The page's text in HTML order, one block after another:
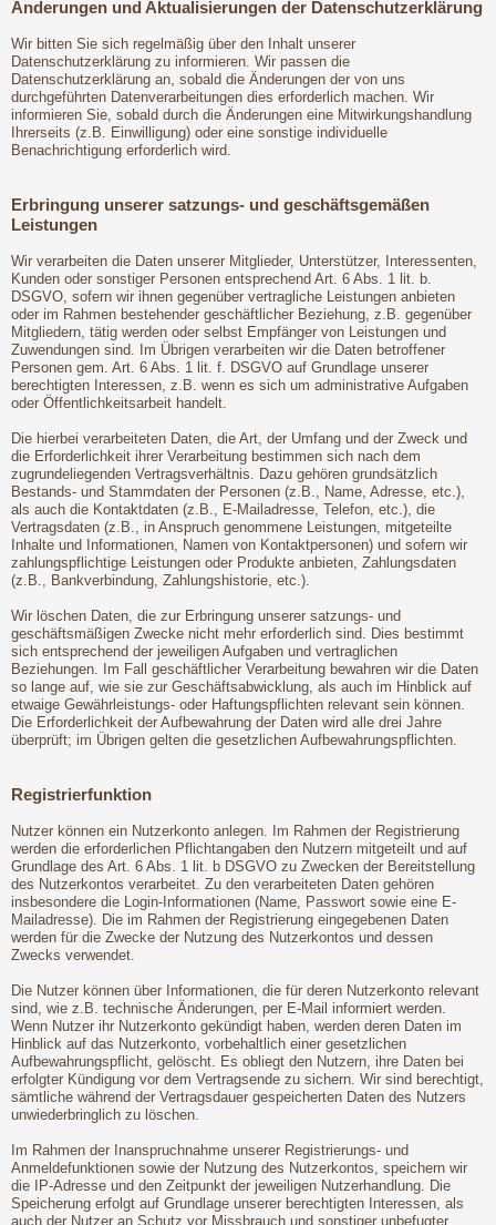
Änderungen und Aktualisierungen der Datenschutzerklärung
Wir bitten Sie sich regelmäßig über den Inhalt unserer
Datenschutzerklärung zu informieren. Wir passen die
Datenschutzerklärung an, sobald die Änderungen der von uns
durchgeführten Datenverarbeitungen dies erforderlich machen. Wir
informieren Sie, sobald durch die Änderungen eine Mitwirkungshandlung
Ihrerseits (z.B. Einwilligung) oder eine sonstige individuelle
Benachrichtigung erforderlich wird.
Erbringung unserer satzungs- und geschäftsgemäßen
Leistungen
Wir verarbeiten die Daten unserer Mitglieder, Unterstützer, Interessenten,
Kunden oder sonstiger Personen entsprechend Art. 6 Abs. 1 lit. b.
DSGVO, sofern wir ihnen gegenüber vertragliche Leistungen anbieten
oder im Rahmen bestehender geschäftlicher Beziehung, z.B. gegenüber
Mitgliedern, tätig werden oder selbst Empfänger von Leistungen und
Zuwendungen sind. Im Übrigen verarbeiten wir die Daten betroffener
Personen gem. Art. 6 Abs. 1 lit. f. DSGVO auf Grundlage unserer
berechtigten Interessen, z.B. wenn es sich um administrative Aufgaben
oder Öffentlichkeitsarbeit handelt.
Die hierbei verarbeiteten Daten, die Art, der Umfang und der Zweck und
die Erforderlichkeit ihrer Verarbeitung bestimmen sich nach dem
zugrundeliegenden Vertragsverhältnis. Dazu gehören grundsätzlich
Bestands- und Stammdaten der Personen (z.B., Name, Adresse, etc.),
als auch die Kontaktdaten (z.B., E-Mailadresse, Telefon, etc.), die
Vertragsdaten (z.B., in Anspruch genommene Leistungen, mitgeteilte
Inhalte und Informationen, Namen von Kontaktpersonen) und sofern wir
zahlungspflichtige Leistungen oder Produkte anbieten, Zahlungsdaten
(z.B., Bankverbindung, Zahlungshistorie, etc.).
Wir löschen Daten, die zur Erbringung unserer satzungs- und
geschäftsmäßigen Zwecke nicht mehr erforderlich sind. Dies bestimmt
sich entsprechend der jeweiligen Aufgaben und vertraglichen
Beziehungen. Im Fall geschäftlicher Verarbeitung bewahren wir die Daten
so lange auf, wie sie zur Geschäftsabwicklung, als auch im Hinblick auf
etwaige Gewährleistungs- oder Haftungspflichten relevant sein können.
Die Erforderlichkeit der Aufbewahrung der Daten wird alle drei Jahre
überprüft; im Übrigen gelten die gesetzlichen Aufbewahrungspflichten.
Registrierfunktion
Nutzer können ein Nutzerkonto anlegen. Im Rahmen der Registrierung
werden die erforderlichen Pflichtangaben den Nutzern mitgeteilt und auf
Grundlage des Art. 6 Abs. 1 lit. b DSGVO zu Zwecken der Bereitstellung
des Nutzerkontos verarbeitet. Zu den verarbeiteten Daten gehören
insbesondere die Login-Informationen (Name, Passwort sowie eine E-
Mailadresse). Die im Rahmen der Registrierung eingegebenen Daten
werden für die Zwecke der Nutzung des Nutzerkontos und dessen
Zwecks verwendet.
Die Nutzer können über Informationen, die für deren Nutzerkonto relevant
sind, wie z.B. technische Änderungen, per E-Mail informiert werden.
Wenn Nutzer ihr Nutzerkonto gekündigt haben, werden deren Daten im
Hinblick auf das Nutzerkonto, vorbehaltlich einer gesetzlichen
Aufbewahrungspflicht, gelöscht. Es obliegt den Nutzern, ihre Daten bei
erfolgter Kündigung vor dem Vertragsende zu sichern. Wir sind berechtigt,
sämtliche während der Vertragsdauer gespeicherten Daten des Nutzers
unwiederbringlich zu löschen.
Im Rahmen der Inanspruchnahme unserer Registrierungs- und
Anmeldefunktionen sowie der Nutzung des Nutzerkontos, speichern wir
die IP-Adresse und den Zeitpunkt der jeweiligen Nutzerhandlung. Die
Speicherung erfolgt auf Grundlage unserer berechtigten Interessen, als
auch der Nutzer an Schutz vor Missbrauch und sonstiger unbefugter